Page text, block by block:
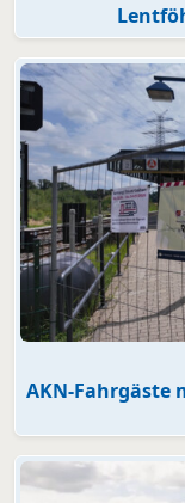
AKN-Fahrgäste